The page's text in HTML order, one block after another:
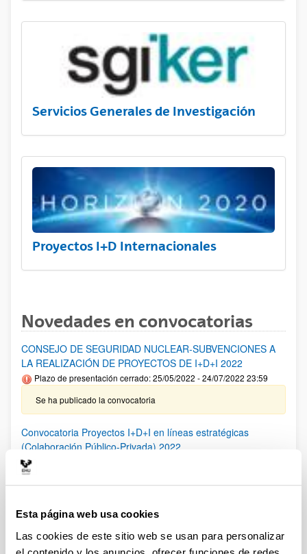
Esta página web usa cookies
Las cookies de este sitio web se usan para personalizar
Servicios Generales de Investigación
Proyectos I+D Internacionales
Novedades en convocatorias
CONSEJO DE SEGURIDAD NUCLEAR-SUBVENCIONES A
LA REALIZACIÓN DE PROYECTOS DE I+D+I 2022
Plazo de presentación cerrado: 25/05/2022 - 24/07/2022 23:59
Se ha publicado la convocatoria
Convocatoria Proyectos I+D+I en líneas estratégicas
(Colaboración Público-Privada) 2022
El plazo finalizará el 05/07/2022 a las 14:00
PIFG21/47: “Sheep wool keratin based materials”
Plazo de presentación cerrado: 18/05/2022 - 07/06/2022 23:59